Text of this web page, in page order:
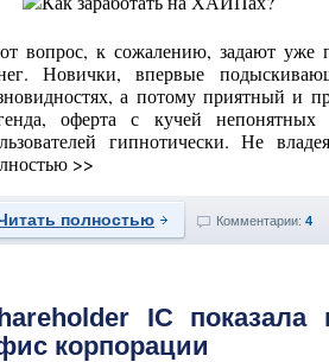
вопрос, к сожалению, задают уже
Новички, впервые
а потому приятный и
оферта с кучей
гипнотически. Не
>>
полностью Комментарии: 4
IC
корпорации